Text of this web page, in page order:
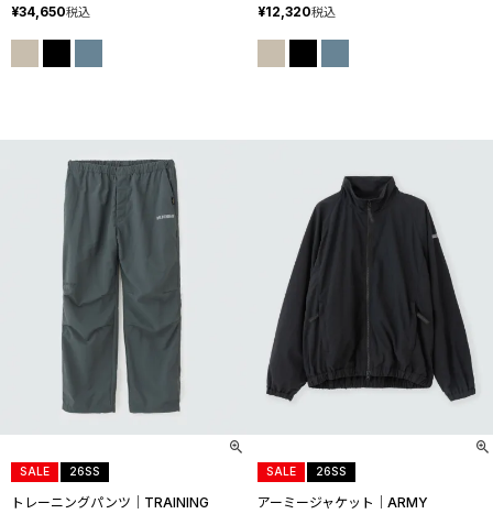
¥34,650税込
¥12,320税込
トレーニングパンツ│TRAINING
SALE 26SS
アーミージャケット│ARMY
SALE 26SS